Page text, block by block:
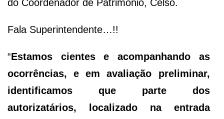
do Coordenador de Patrimônio, Celso.
Fala Superintendente…!!
“Estamos cientes e acompanhando as
ocorrências, e em avaliação preliminar,
identificamos que parte dos
autorizatários, localizado na entrada